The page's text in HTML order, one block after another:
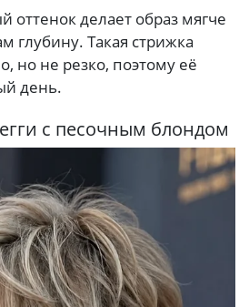
делает образ мягче
глубину. Такая стрижка
но не резко, поэтому её
день.
с песочным блондом